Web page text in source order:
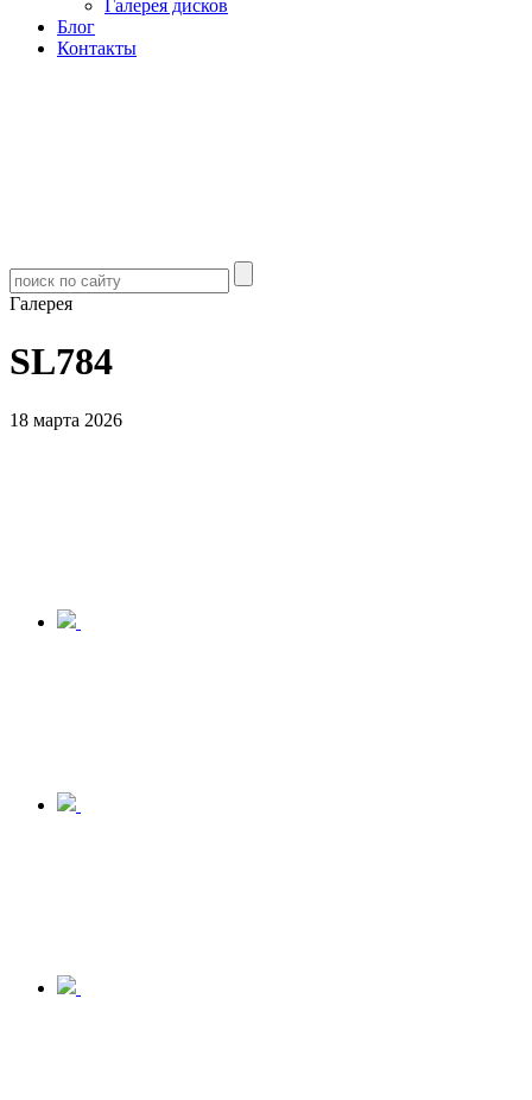
Галерея дисков
Блог
Контакты
Галерея
SL784
18 марта 2026